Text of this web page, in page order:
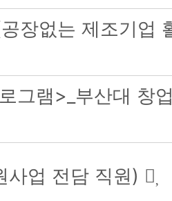
장없는 제조기업
그램>_부산대 창
사업 전담 직원)